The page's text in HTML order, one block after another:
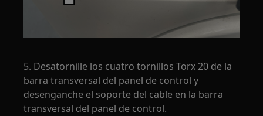
5. Desatornille los cuatro tornillos Torx 20 de la
barra transversal del panel de control y
desenganche el soporte del cable en la barra
transversal del panel de control.